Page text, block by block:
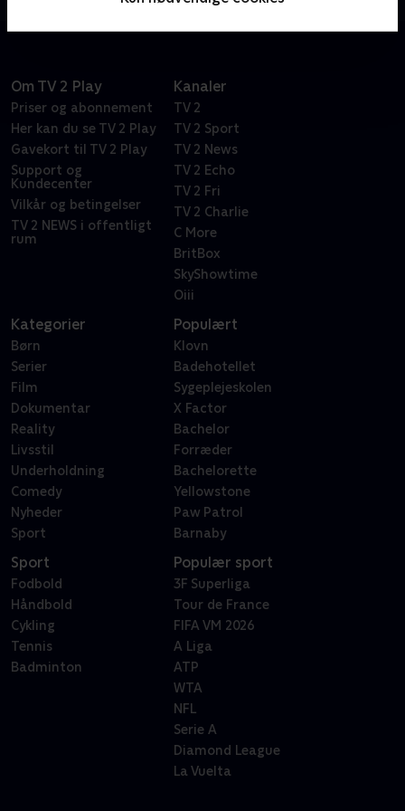
Om TV 2 Play
Priser og abonnement
Her kan du se TV 2 Play
Gavekort til TV 2 Play
Support og
Kundecenter
Vilkår og betingelser
TV 2 NEWS i offentligt
rum
Kanaler
TV 2
TV 2 Sport
TV 2 News
TV 2 Echo
TV 2 Fri
TV 2 Charlie
C More
BritBox
SkyShowtime
Oiii
Kategorier
Børn
Serier
Film
Dokumentar
Reality
Livsstil
Underholdning
Comedy
Nyheder
Sport
Populært
Klovn
Badehotellet
Sygeplejeskolen
X Factor
Bachelor
Forræder
Bachelorette
Yellowstone
Paw Patrol
Barnaby
Sport
Fodbold
Håndbold
Cykling
Tennis
Badminton
Populær sport
3F Superliga
Tour de France
FIFA VM 2026
A Liga
ATP
WTA
NFL
Serie A
Diamond League
La Vuelta